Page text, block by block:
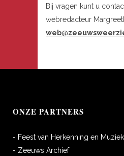
Bij vragen kunt u
webredacteur
ONZE PARTNERS
- Feest van Herkenning en Muziek
- Zeeuws Archief